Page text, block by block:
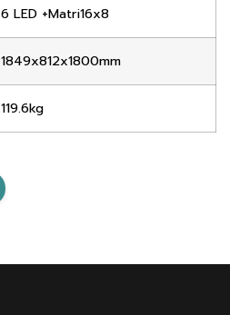
6 LED +Matri16x8
1849x812x1800mm
119.6kg